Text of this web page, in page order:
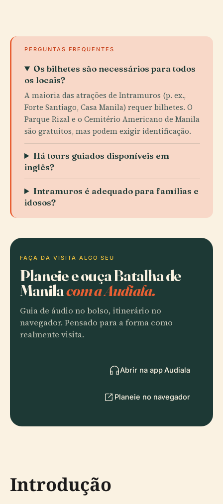
PERGUNTAS FREQUENTES
Os bilhetes são necessários para todos
os locais?
A maioria das atrações de Intramuros (p. ex.,
Forte Santiago, Casa Manila) requer bilhetes. O
Parque Rizal e o Cemitério Americano de Manila
são gratuitos, mas podem exigir identificação.
Há tours guiados disponíveis em
inglês?
Intramuros é adequado para famílias e
idosos?
FAÇA DA VISITA ALGO SEU
Planeie e ouça Batalha de
Manilacom a Audiala.
Guia de áudio no bolso, itinerário no
navegador. Pensado para a forma como
realmente visita.
Abrir na app Audiala
Planeie no navegador
Introdução